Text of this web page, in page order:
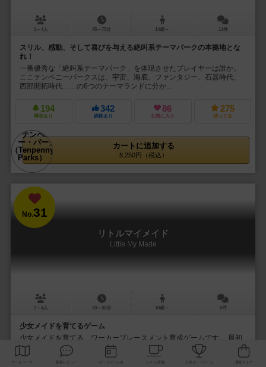
1～4人 45～75分 14歳～ 11件
スリル、感動、そして喜びを与える絶叫系テーマパークの本拠地とな
れ！
一番優秀な「絶叫系テーマパーク」を体現させたプレイヤーは誰か。
ここテンペニーパークスは、宇宙、海底、ファンタジー、石器時代、
西部開拓時代……の6つのテーマランドに分か...
194
興味あり
342
経験あり
86
お気に入り
275
持ってる
カートに追加する
8,250円（税込）
No.31
リトルマイメイド
Little My Made
2～4人 20～30分 10歳～ 5件
少女メイドを育てるゲーム
少女メイドを育てる、ワーカープレースメント育成ゲームです。 最初
に好きなメイドを選び、その娘を６年間（６ラウンド）育てます。 仕
事を教えたり、いろいろな仕事を体験させたり...